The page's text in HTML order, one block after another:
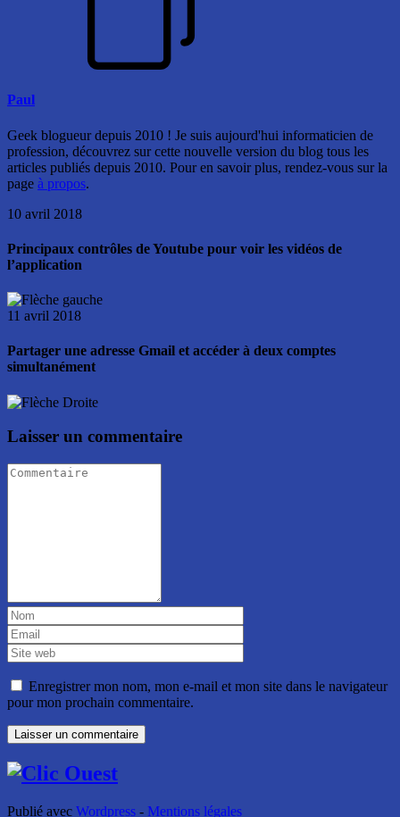
Paul
Geek blogueur depuis 2010 ! Je suis aujourd'hui informaticien de
profession, découvrez sur cette nouvelle version du blog tous les
articles publiés depuis 2010. Pour en savoir plus, rendez-vous sur la
page à propos.
10 avril 2018
Principaux contrôles de Youtube pour voir les vidéos de
l’application
11 avril 2018
Partager une adresse Gmail et accéder à deux comptes
simultanément
Laisser un commentaire
Enregistrer mon nom, mon e-mail et mon site dans le navigateur
pour mon prochain commentaire.
Publié avec Wordpress - Mentions légales